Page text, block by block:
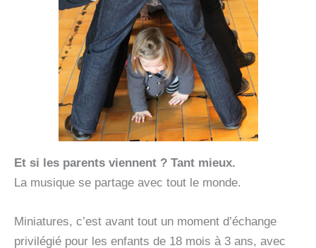
Et si les parents viennent ? Tant mieux.
La musique se partage avec tout le monde.
Miniatures, c’est avant tout un moment d’échange
privilégié pour les enfants de 18 mois à 3 ans, avec